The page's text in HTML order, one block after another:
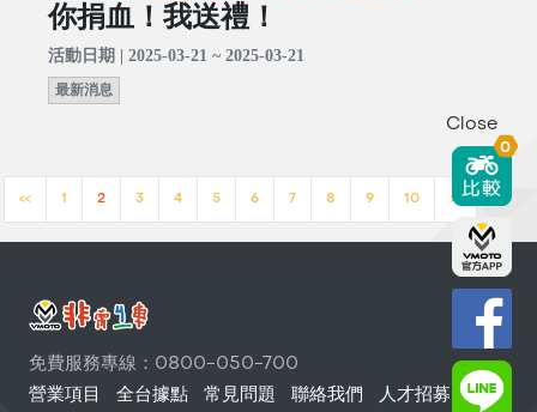
你捐血！我送禮！
活動日期 | 2025-03-21 ~ 2025-03-21
最新消息
<< 1 2 3 4 5 6 7 8 9 10 >>
免費服務專線：0800-050-700
營業項目
全台據點 常見問題 聯絡我們 人才招募
Close
0